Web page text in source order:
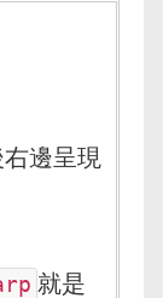
邊呈現
就是